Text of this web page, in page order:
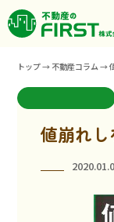
トップ→ 不動産コラム→
値崩れ